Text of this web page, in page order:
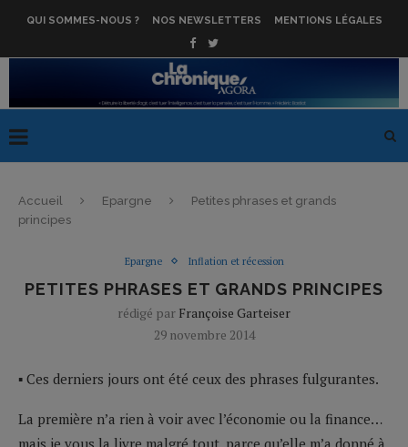
QUI SOMMES-NOUS ? NOS NEWSLETTERS MENTIONS LÉGALES
Accueil Epargne
Petites phrases et grands
principes
Epargne Inflation et récession
PETITES PHRASES ET GRANDS PRINCIPES
rédigé par Françoise Garteiser
29 novembre 2014
▪ Ces derniers jours ont été ceux des phrases fulgurantes.
La première n’a rien à voir avec l’économie ou la finance…
mais je vous la livre malgré tout, parce qu’elle m’a donné à